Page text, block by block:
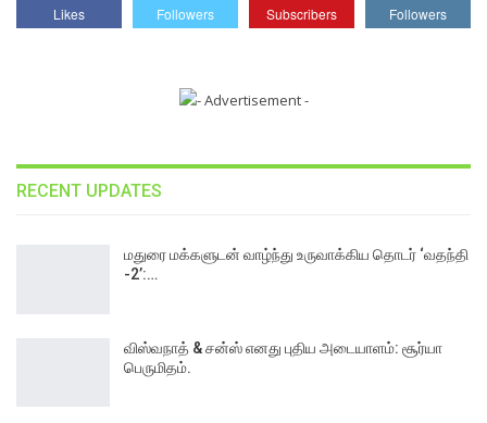
Likes Followers Subscribers Followers
RECENT UPDATES
மதுரை மக்களுடன் வாழ்ந்து உருவாக்கிய தொடர் ‘வதந்தி
-2’:…
விஸ்வநாத் & சன்ஸ் எனது புதிய அடையாளம்: சூர்யா
பெருமிதம்.